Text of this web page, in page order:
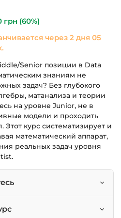
грн (60%)
через 2 дня 05
Senior позиции в Data
знаниям не
задач? Без глубокого
матанализа и теории
на уровне Junior, не в
модели и проходить
курс систематизирует и
математический аппарат,
реальных задач уровня
разложения (SVD) и